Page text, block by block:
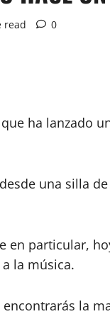
read 0
ha lanzado
una silla
en particular,
la música.
la